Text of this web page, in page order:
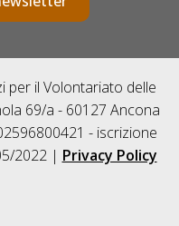
per il Volontariato delle
69/a - 60127 Ancona
- iscrizione
2022 | Privacy Policy